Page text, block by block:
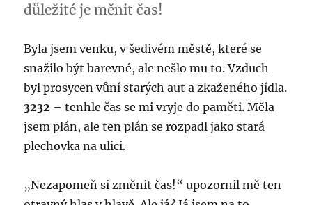
důležité je měnit čas!
Byla jsem venku, v šedivém městě, které se
snažilo být barevné, ale nešlo mu to. Vzduch
byl prosycen vůní starých aut a zkaženého jídla.
3232 – tenhle čas se mi vryje do paměti. Měla
jsem plán, ale ten plán se rozpadl jako stará
plechovka na ulici.
„Nezapomeň si změnit čas!“ upozornil mě ten